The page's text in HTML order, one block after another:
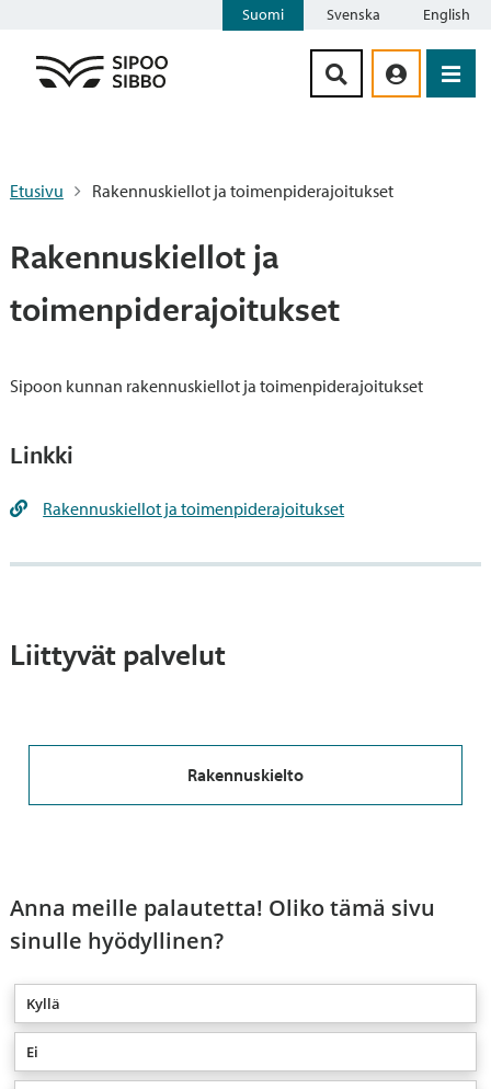
Suomi Svenska English
Etusivu Rakennuskiellot ja toimenpiderajoitukset
Rakennuskiellot ja
toimenpiderajoitukset
Sipoon kunnan rakennuskiellot ja toimenpiderajoitukset
Linkki
Rakennuskiellot ja toimenpiderajoitukset
Liittyvät palvelut
Rakennuskielto
Anna meille palautetta! Oliko tämä sivu
sinulle hyödyllinen?
Kyllä
Ei